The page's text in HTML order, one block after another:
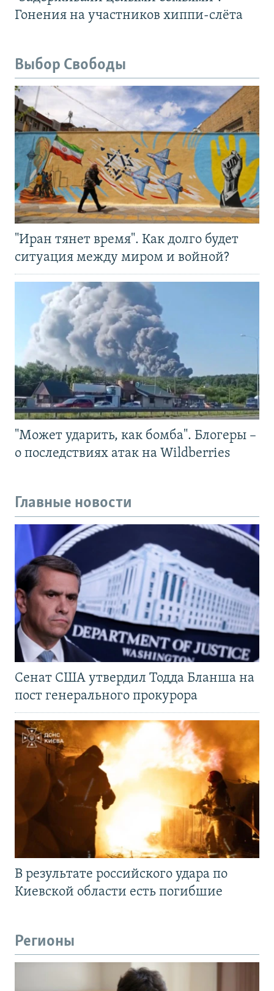
Гонения на участников хиппи-слёта
Выбор Свободы
"Иран тянет время". Как долго будет
ситуация между миром и войной?
"Может ударить, как бомба". Блогеры –
о последствиях атак на Wildberries
Главные новости
Сенат США утвердил Тодда Бланша на
пост генерального прокурора
В результате российского удара по
Киевской области есть погибшие
Регионы